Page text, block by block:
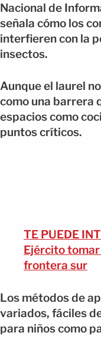
Nacional de
señala cómo los
interfieren con la
insectos.
Aunque el laurel
como una barrera
espacios como
puntos críticos.
TE PUEDE
Ejército
frontera sur
Los métodos de
variados, fáciles
para niños como